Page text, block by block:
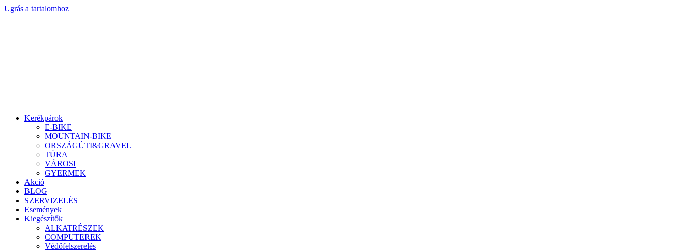
Ugrás a tartalomhoz
Kerékpárok
E-BIKE
MOUNTAIN-BIKE
ORSZÁGÚTI&GRAVEL
TÚRA
VÁROSI
GYERMEK
Akció
BLOG
SZERVIZELÉS
Események
Kiegészítők
ALKATRÉSZEK
COMPUTEREK
Védőfelszerelés